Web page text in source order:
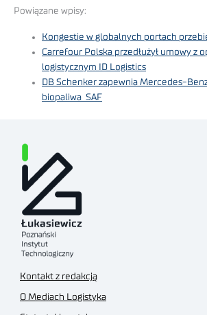
Powiązane wpisy:
Kongestie w globalnych portach
Carrefour Polska przedłużył umowy z
logistycznym ID Logistics
DB Schenker zapewnia Mercedes-
biopaliwa SAF
Kontakt z redakcją
O Mediach Logistyka